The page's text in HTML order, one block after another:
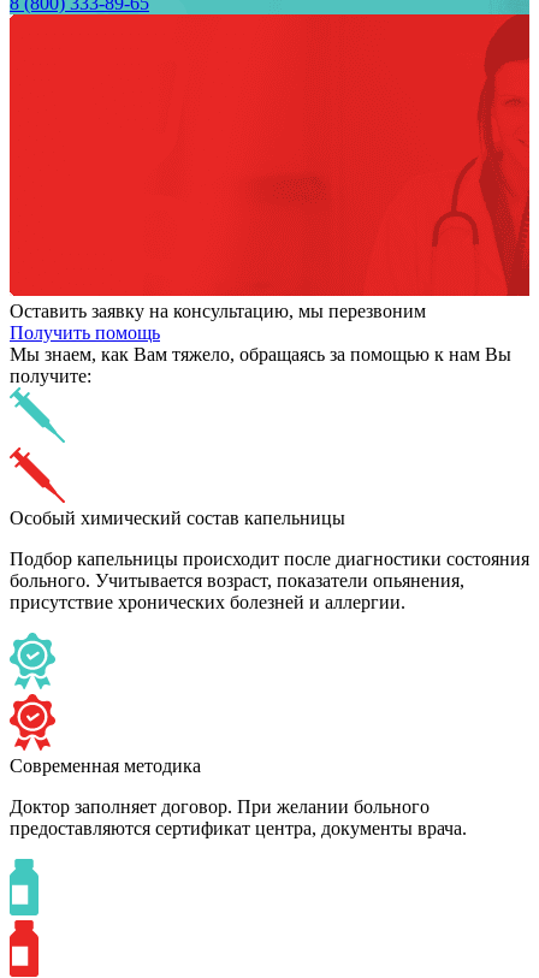
Оставить заявку на консультацию, мы перезвоним
Получить помощь
Мы знаем, как Вам тяжело, обращаясь за помощью к нам Вы
получите:
Особый химический состав капельницы
Подбор капельницы происходит после диагностики состояния
больного. Учитывается возраст, показатели опьянения,
присутствие хронических болезней и аллергии.
Современная методика
Доктор заполняет договор. При желании больного
предоставляются сертификат центра, документы врача.